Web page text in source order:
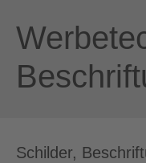
Schilder,